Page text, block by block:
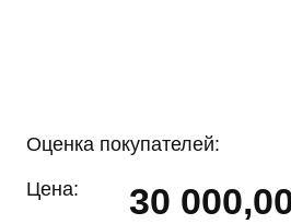
Оценка покупателей:
Цена: 30